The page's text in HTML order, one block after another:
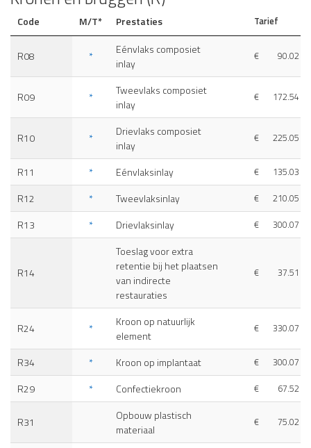
Code M/T* Prestaties Tarief
R08 *
Eénvlaks composiet
inlay
€ 90.02
R09 *
Tweevlaks composiet
inlay
€ 172.54
R10 *
Drievlaks composiet
inlay
€ 225.05
R11 * Eénvlaksinlay € 135.03
R12 * Tweevlaksinlay € 210.05
R13 * Drievlaksinlay € 300.07
R14
Toeslag voor extra
retentie bij het plaatsen
van indirecte
restauraties
€ 37.51
R24 *
Kroon op natuurlijk
element
€ 330.07
R34 * Kroon op implantaat € 300.07
R29 * Confectiekroon € 67.52
R31
Opbouw plastisch
materiaal
€ 75.02